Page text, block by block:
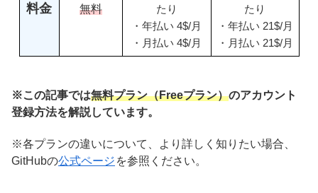
料金 無料
たり
・年払い 4$/月
・月払い 4$/月
たり
・年払い 21$/月
・月払い 21$/月
※この記事では無料プラン（Freeプラン）のアカウント
登録方法を解説しています。
※各プランの違いについて、より詳しく知りたい場合、
GitHubの公式ページ を参照ください。